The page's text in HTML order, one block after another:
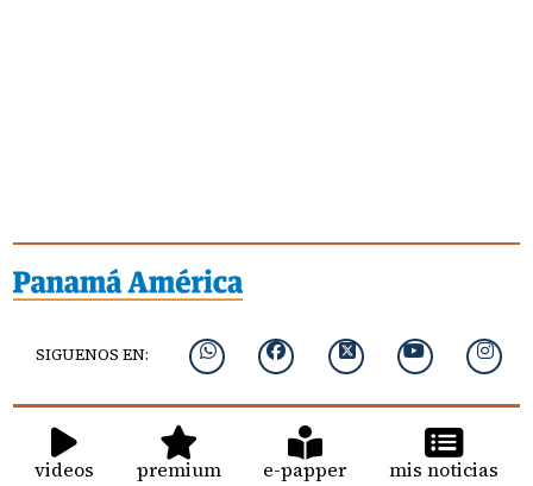
SIGUENOS EN:
videos premium e-papper mis noticias